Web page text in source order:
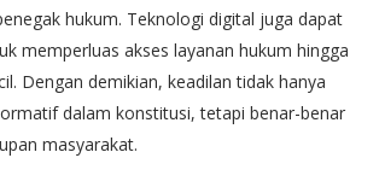
hukum. Teknologi digital juga dapat
memperluas akses layanan hukum hingga
Dengan demikian, keadilan tidak hanya
dalam konstitusi, tetapi benar-benar
masyarakat.